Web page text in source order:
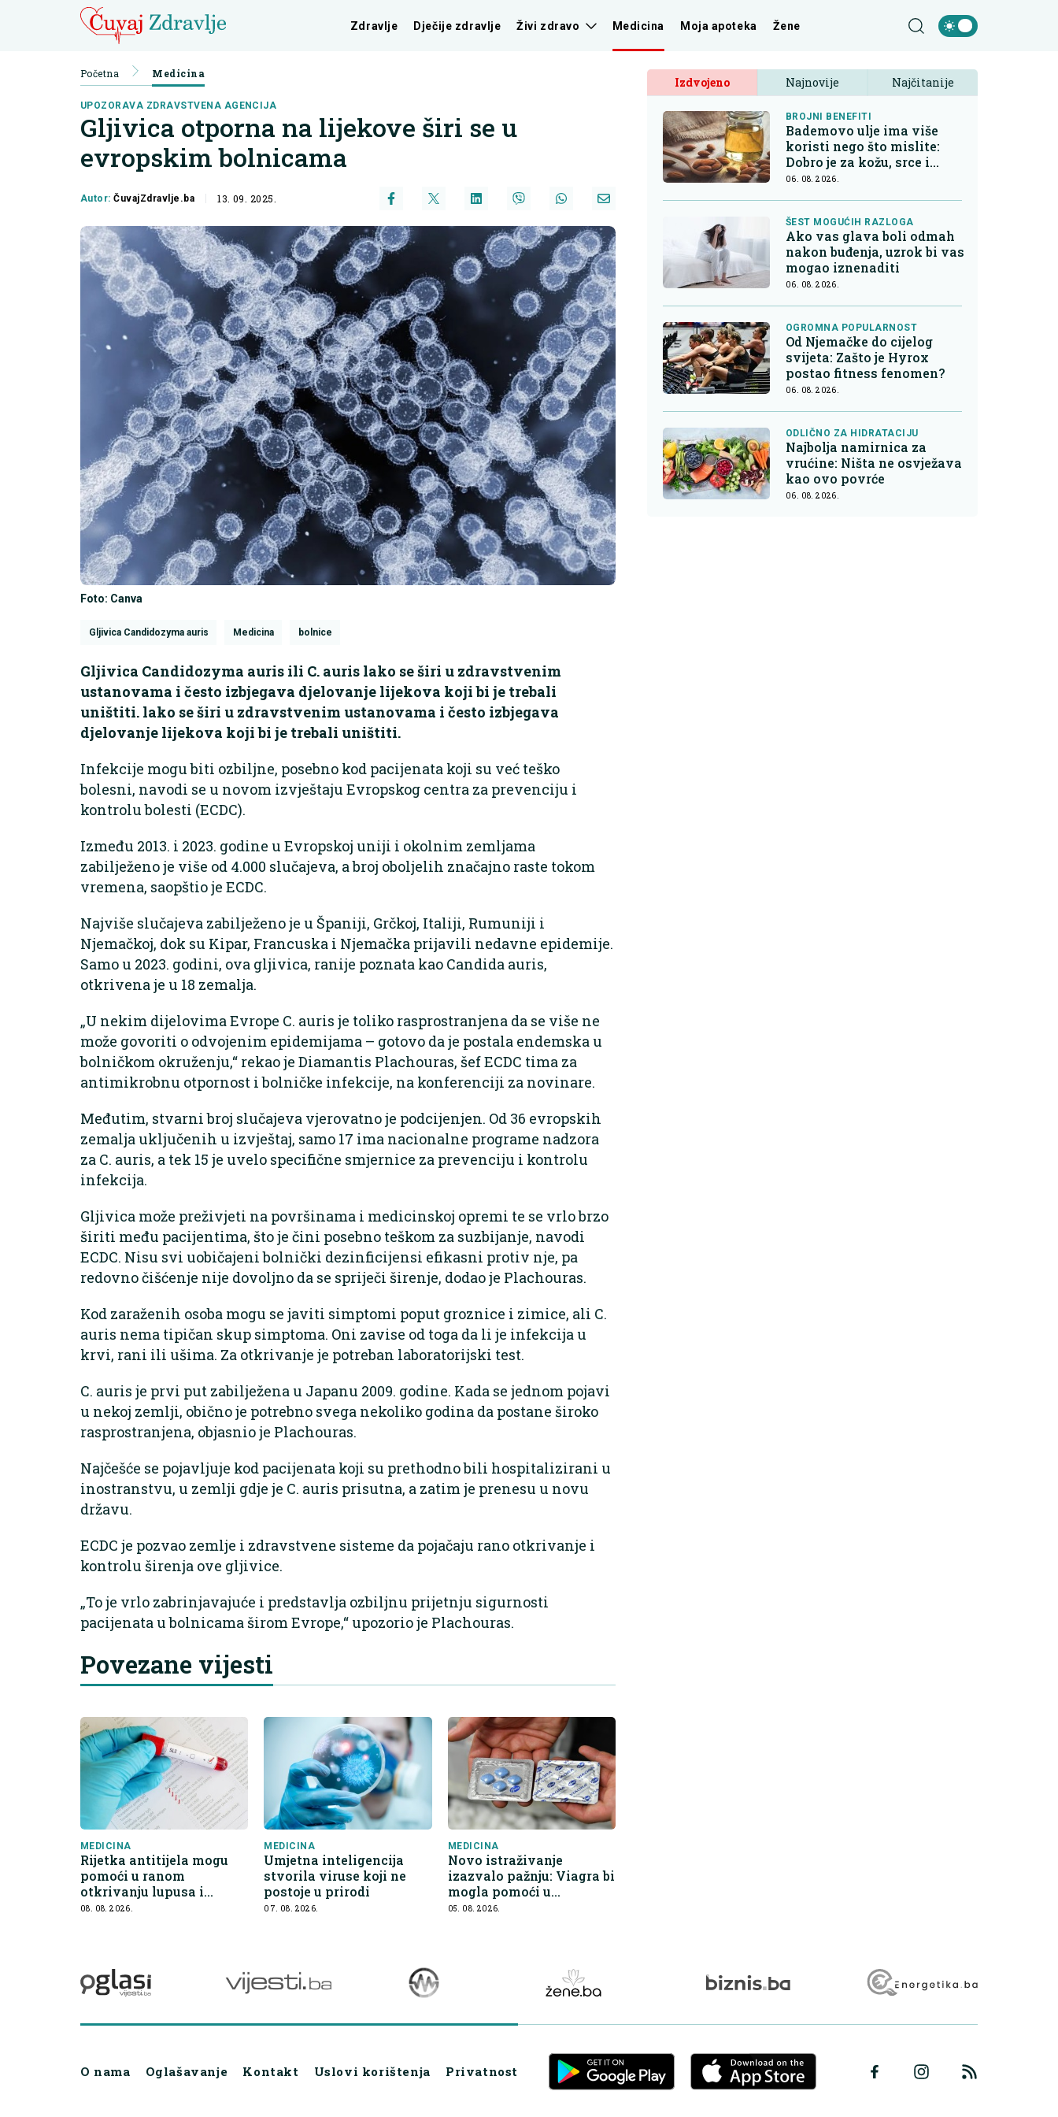
Zdravlje Dječije zdravlje Živi zdravo Medicina Moja apoteka Žene
Početna Medicina
UPOZORAVA ZDRAVSTVENA AGENCIJA
Gljivica otporna na lijekove širi se u
evropskim bolnicama
Autor:ČuvajZdravlje.ba 13. 09. 2025.
Foto: Canva
Gljivica Candidozyma auris Medicina bolnice
Gljivica Candidozyma auris ili C. auris lako se širi u zdravstvenim
ustanovama i često izbjegava djelovanje lijekova koji bi je trebali
uništiti. lako se širi u zdravstvenim ustanovama i često izbjegava
djelovanje lijekova koji bi je trebali uništiti.
Infekcije mogu biti ozbiljne, posebno kod pacijenata koji su već teško
bolesni, navodi se u novom izvještaju Evropskog centra za prevenciju i
kontrolu bolesti (ECDC).
Između 2013. i 2023. godine u Evropskoj uniji i okolnim zemljama
zabilježeno je više od 4.000 slučajeva, a broj oboljelih značajno raste tokom
vremena, saopštio je ECDC.
Najviše slučajeva zabilježeno je u Španiji, Grčkoj, Italiji, Rumuniji i
Njemačkoj, dok su Kipar, Francuska i Njemačka prijavili nedavne epidemije.
Samo u 2023. godini, ova gljivica, ranije poznata kao Candida auris,
otkrivena je u 18 zemalja.
„U nekim dijelovima Evrope C. auris je toliko rasprostranjena da se više ne
može govoriti o odvojenim epidemijama – gotovo da je postala endemska u
bolničkom okruženju,“ rekao je Diamantis Plachouras, šef ECDC tima za
antimikrobnu otpornost i bolničke infekcije, na konferenciji za novinare.
Međutim, stvarni broj slučajeva vjerovatno je podcijenjen. Od 36 evropskih
zemalja uključenih u izvještaj, samo 17 ima nacionalne programe nadzora
za C. auris, a tek 15 je uvelo specifične smjernice za prevenciju i kontrolu
infekcija.
Gljivica može preživjeti na površinama i medicinskoj opremi te se vrlo brzo
širiti među pacijentima, što je čini posebno teškom za suzbijanje, navodi
ECDC. Nisu svi uobičajeni bolnički dezinficijensi efikasni protiv nje, pa
redovno čišćenje nije dovoljno da se spriječi širenje, dodao je Plachouras.
Kod zaraženih osoba mogu se javiti simptomi poput groznice i zimice, ali C.
auris nema tipičan skup simptoma. Oni zavise od toga da li je infekcija u
krvi, rani ili ušima. Za otkrivanje je potreban laboratorijski test.
C. auris je prvi put zabilježena u Japanu 2009. godine. Kada se jednom pojavi
u nekoj zemlji, obično je potrebno svega nekoliko godina da postane široko
rasprostranjena, objasnio je Plachouras.
Najčešće se pojavljuje kod pacijenata koji su prethodno bili hospitalizirani u
inostranstvu, u zemlji gdje je C. auris prisutna, a zatim je prenesu u novu
državu.
ECDC je pozvao zemlje i zdravstvene sisteme da pojačaju rano otkrivanje i
kontrolu širenja ove gljivice.
„To je vrlo zabrinjavajuće i predstavlja ozbiljnu prijetnju sigurnosti
pacijenata u bolnicama širom Evrope,“ upozorio je Plachouras.
Povezane vijesti
MEDICINA
Rijetka antitijela mogu
pomoći u ranom
otkrivanju lupusa i
drugih autoimunih
08. 08. 2026.
MEDICINA
Umjetna inteligencija
stvorila viruse koji ne
postoje u prirodi
07. 08. 2026.
MEDICINA
Novo istraživanje
izazvalo pažnju: Viagra bi
mogla pomoći u
sprečavanju širenja raka
05. 08. 2026.
Izdvojeno Najnovije Najčitanije
BROJNI BENEFITI
Bademovo ulje ima više
koristi nego što mislite:
Dobro je za kožu, srce i
kontrolu apetita
06. 08. 2026.
ŠEST MOGUĆIH RAZLOGA
Ako vas glava boli odmah
nakon buđenja, uzrok bi vas
mogao iznenaditi
06. 08. 2026.
OGROMNA POPULARNOST
Od Njemačke do cijelog
svijeta: Zašto je Hyrox
postao fitness fenomen?
06. 08. 2026.
ODLIČNO ZA HIDRATACIJU
Najbolja namirnica za
vrućine: Ništa ne osvježava
kao ovo povrće
06. 08. 2026.
O nama Oglašavanje Kontakt Uslovi korištenja Privatnost